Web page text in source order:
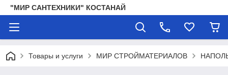
"МИР САНТЕХНИКИ" КОСТАНАЙ
Товары и услуги МИР СТРОЙМАТЕРИАЛОВ